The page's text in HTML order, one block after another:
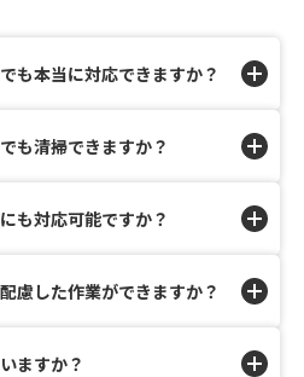
も本当に対応できますか？
も清掃できますか？
も対応可能ですか？
慮した作業ができますか？
ますか？